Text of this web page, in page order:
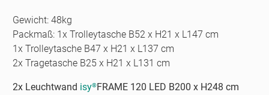
Gewicht: 48kg
Packmaß: 1x Trolleytasche B52 x H21 x L147 cm
1x Trolleytasche B47 x H21 x L137 cm
2x Tragetasche B25 x H21 x L131 cm
2x Leuchtwand isy®FRAME 120 LED B200 x H248 cm